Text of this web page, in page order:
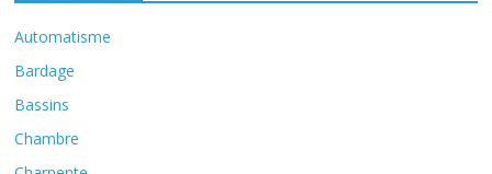
Automatisme
Bardage
Bassins
Chambre